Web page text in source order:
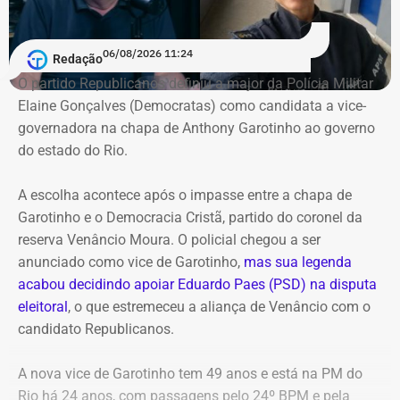
Pedido de investigação
Na representação enviada ao Ministério Público Federal,
Alana Passos solicita a abertura de um procedimento
para apurar a autoria e a materialidade das condutas
atribuídas a André Janones. A vereadora também pede
crime, sejam adotadas as medidas legais cabíveis,
incluindo o eventual oferecimento de denúncia.
Para embasar o pedido, a parlamentar anexou capturas
de tela da publicação e os links das postagens
divulgadas por Janones nas redes sociais.
Redação06/08/2026 11:24
O partido Republicanos definiu a major da Polícia Militar
Elaine Gonçalves (Democratas) como candidata a vice-
governadora na chapa de Anthony Garotinho ao governo
do estado do Rio.
A escolha acontece após o impasse entre a chapa de
Garotinho e o Democracia Cristã, partido do coronel da
reserva Venâncio Moura. O policial chegou a ser
anunciado como vice de Garotinho, mas sua legenda
acabou decidindo apoiar Eduardo Paes (PSD) na disputa
eleitoral, o que estremeceu a aliança de Venâncio com o
candidato Republicanos.
A nova vice de Garotinho tem 49 anos e está na PM do
Rio há 24 anos, com passagens pelo 24º BPM e pela